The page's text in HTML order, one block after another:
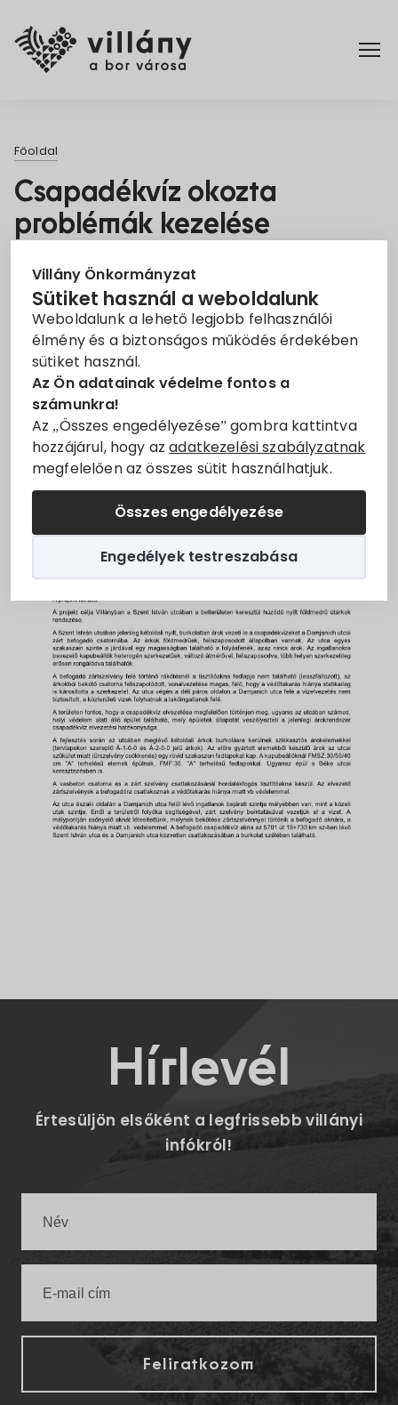
Villány Önkormányzat
Sütiket használ a weboldalunk
Weboldalunk a lehető legjobb felhasználói
élmény és a biztonságos működés érdekében
sütiket használ.
Az Ön adatainak védelme fontos a
számunkra!
Az „Összes engedélyezése” gombra kattintva
hozzájárul, hogy azadatkezelési szabályzatnak
megfelelően az összes sütit használhatjuk.
Összes engedélyezése
Engedélyek testreszabása
Elérhetőségek
Hírek
Rendelettár
Pályázatok
Dokumentumok
Állásajánlatok
Szolgáltatók
Turizmus
Választási információk
Választási szervek
Választási ügyintézés
2024. évi általános
Főoldal
Csapadékvíz okozta
problémák kezelése
utcában
2021. Dec. 17.
Pályázat Vízelvezetés
Hírlevél
Értesüljön elsőként a legfrissebb villányi
infókról!